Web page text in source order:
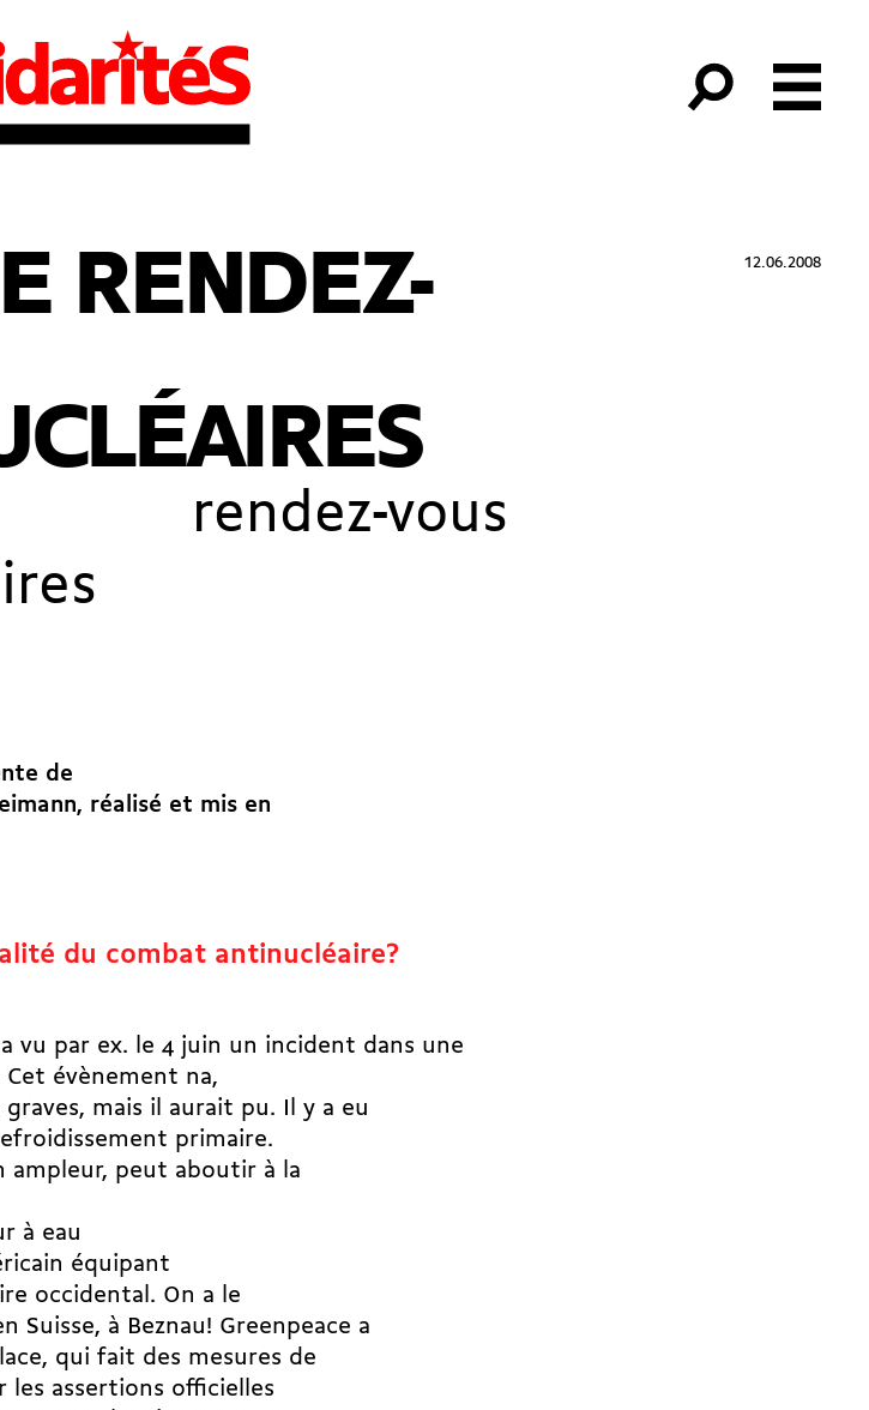
12.06.2008
RENDEZ-
rendez-vous
de
réalisé et mis en
du combat antinucléaire?
vu par ex. le 4 juin un incident dans une
évènement na,
mais il aurait pu. Il y a eu
primaire.
ampleur, peut aboutir à la
à eau
équipant
occidental. On a le
Suisse, à Beznau! Greenpeace a
qui fait des mesures de
assertions officielles